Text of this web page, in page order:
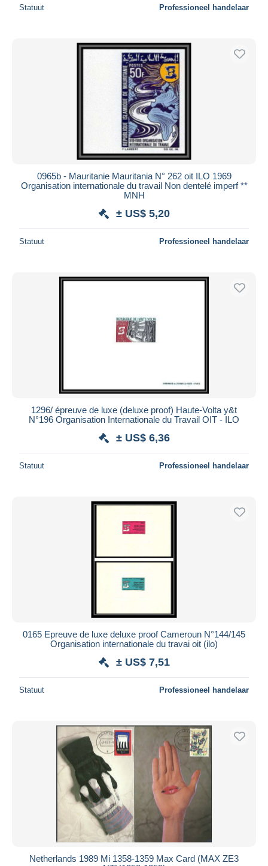
Statuut Professioneel handelaar
0965b - Mauritanie Mauritania N° 262 oit ILO 1969
Organisation internationale du travail Non dentelé imperf **
MNH
± US$ 5,20
Statuut Professioneel handelaar
1296/ épreuve de luxe (deluxe proof) Haute-Volta y&t
N°196 Organisation Internationale du Travail OIT - ILO
± US$ 6,36
Statuut Professioneel handelaar
0165 Epreuve de luxe deluxe proof Cameroun N°144/145
Organisation internationale du travai oit (ilo)
± US$ 7,51
Statuut Professioneel handelaar
Netherlands 1989 Mi 1358-1359 Max Card (MAX ZE3